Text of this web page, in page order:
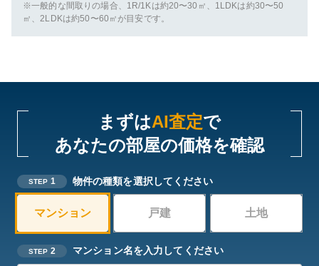
※一般的な間取りの場合、1R/1Kは約20〜30㎡、1LDKは約30〜50
㎡、2LDKは約50〜60㎡が目安です。
まずはAI査定で
あなたの部屋の価格を確認
STEP 1 物件の種類を選択してください
マンション 戸建 土地
STEP 2 マンション名を入力してください